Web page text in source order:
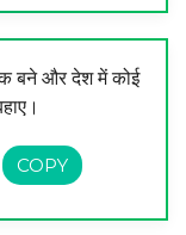
बने और देश में कोई